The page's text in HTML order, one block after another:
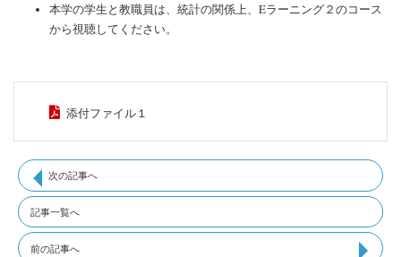
本学の学生と教職員は、 統計の関係上、 Eラーニング２のコース
から視聴してください。
添付ファイル１
次の記事へ
記事一覧へ
前の記事へ